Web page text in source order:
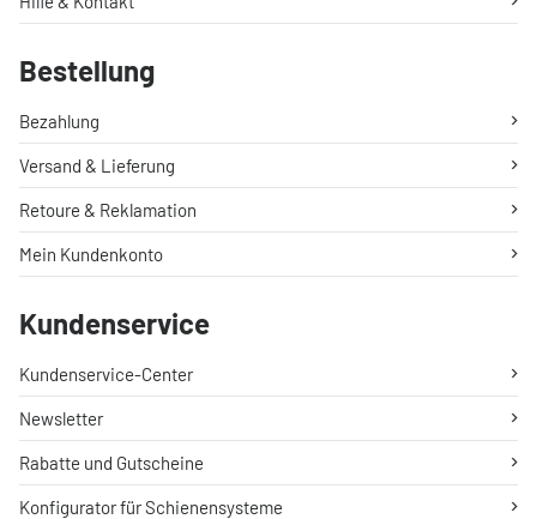
Bestellung
Bezahlung
Versand & Lieferung
Retoure & Reklamation
Mein Kundenkonto
Kundenservice
Kundenservice-Center
Newsletter
Rabatte und Gutscheine
Konfigurator für Schienensysteme